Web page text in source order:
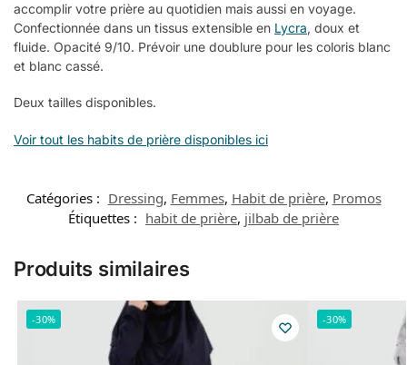
accomplir votre prière au quotidien mais aussi en voyage.
Confectionnée dans un tissus extensible en Lycra, doux et
fluide. Opacité 9/10. Prévoir une doublure pour les coloris blanc
et blanc cassé.
Deux tailles disponibles.
Voir tout les habits de prière disponibles ici
Catégories : Dressing, Femmes, Habit de prière, Promos
Étiquettes : habit de prière, jilbab de prière
Produits similaires
-30% -30%